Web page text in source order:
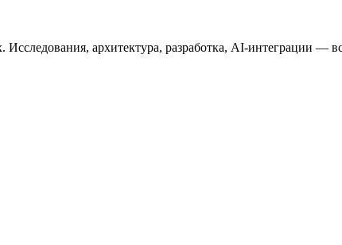
архитектура, разработка, AI-интеграции —